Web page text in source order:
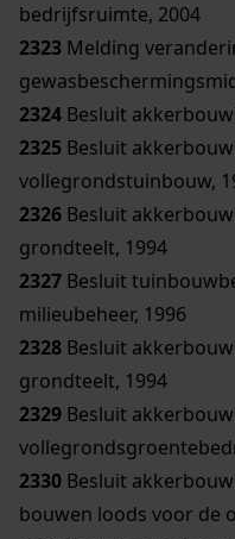
bedrijfsruimte, 2004
2323 Melding
2324 Besluit
2325 Besluit
vollegrondstuinbouw,
2326 Besluit
grondteelt, 1994
2327 Besluit
milieubeheer, 1996
2328 Besluit
grondteelt, 1994
2329 Besluit
2330 Besluit
bouwen loods voor de